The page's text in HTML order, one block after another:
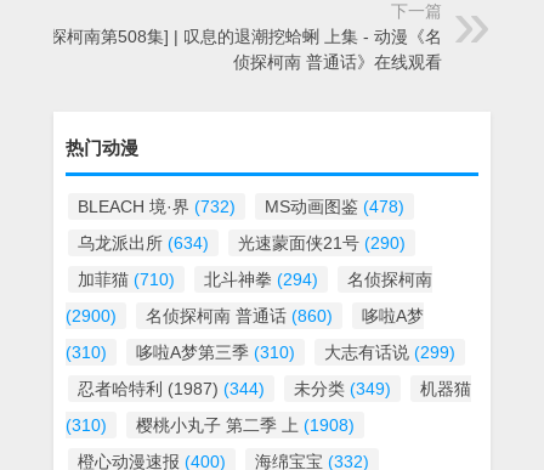
下一篇
[名侦探柯南第508集] | 叹息的退潮挖蛤蜊 上集 - 动漫《名
侦探柯南 普通话》在线观看
热门动漫
BLEACH 境·界 (732) MS动画图鉴 (478)
乌龙派出所 (634) 光速蒙面侠21号 (290)
加菲猫 (710) 北斗神拳 (294)
名侦探柯南
(2900)
名侦探柯南 普通话 (860)
哆啦A梦
(310)
哆啦A梦第三季 (310) 大志有话说 (299)
忍者哈特利 (1987) (344) 未分类 (349)
机器猫
(310)
樱桃小丸子 第二季 上 (1908)
橙心动漫速报 (400) 海绵宝宝 (332)